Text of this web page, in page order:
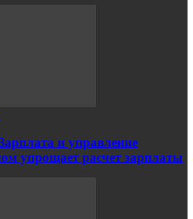
и управление
упрощает расчет зарплаты